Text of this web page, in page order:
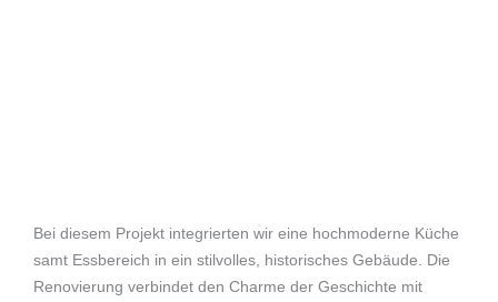
Bei diesem Projekt integrierten wir eine hochmoderne Küche
samt Essbereich in ein stilvolles, historisches Gebäude. Die
Renovierung verbindet den Charme der Geschichte mit